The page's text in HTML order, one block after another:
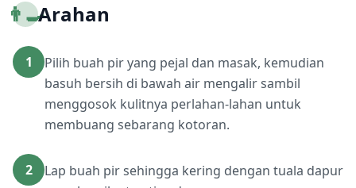
👨‍🍳Arahan
1
Pilih buah pir yang pejal dan masak, kemudian
basuh bersih di bawah air mengalir sambil
menggosok kulitnya perlahan-lahan untuk
membuang sebarang kotoran.
2
Lap buah pir sehingga kering dengan tuala dapur